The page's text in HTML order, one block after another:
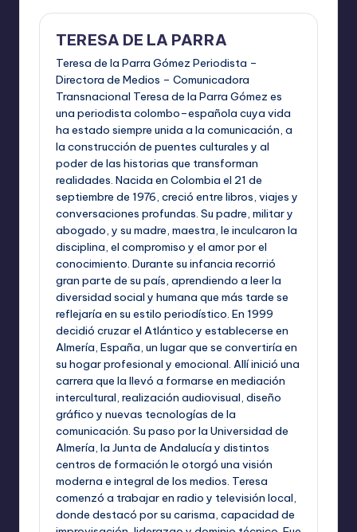
TERESA DE LA PARRA
Teresa de la Parra Gómez Periodista –
Directora de Medios – Comunicadora
Transnacional Teresa de la Parra Gómez es
una periodista colombo–española cuya vida
ha estado siempre unida a la comunicación, a
la construcción de puentes culturales y al
poder de las historias que transforman
realidades. Nacida en Colombia el 21 de
septiembre de 1976, creció entre libros, viajes y
conversaciones profundas. Su padre, militar y
abogado, y su madre, maestra, le inculcaron la
disciplina, el compromiso y el amor por el
conocimiento. Durante su infancia recorrió
gran parte de su país, aprendiendo a leer la
diversidad social y humana que más tarde se
reflejaría en su estilo periodístico. En 1999
decidió cruzar el Atlántico y establecerse en
Almería, España, un lugar que se convertiría en
su hogar profesional y emocional. Allí inició una
carrera que la llevó a formarse en mediación
intercultural, realización audiovisual, diseño
gráfico y nuevas tecnologías de la
comunicación. Su paso por la Universidad de
Almería, la Junta de Andalucía y distintos
centros de formación le otorgó una visión
moderna e integral de los medios. Teresa
comenzó a trabajar en radio y televisión local,
donde destacó por su carisma, capacidad de